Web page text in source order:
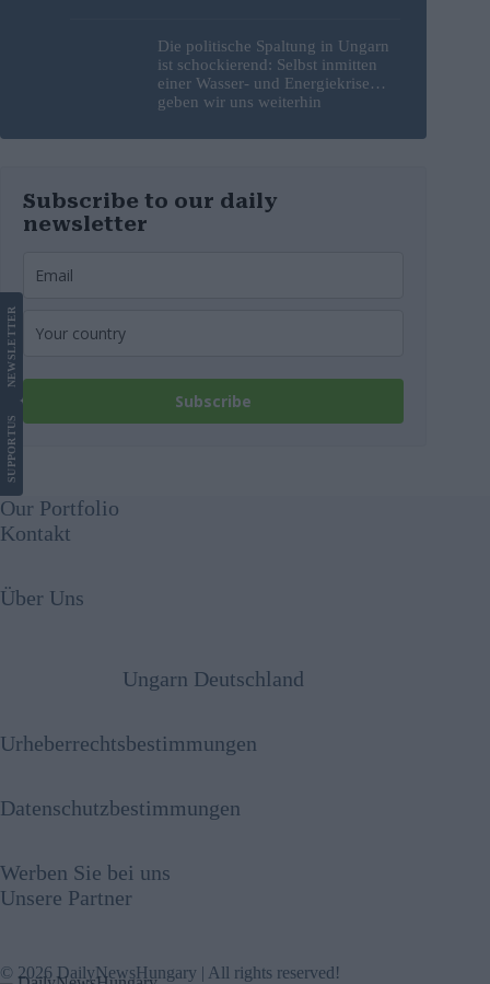
Die politische Spaltung in Ungarn
ist schockierend: Selbst inmitten
einer Wasser- und Energiekrise
geben wir uns weiterhin
Subscribe to our daily
newsletter
Subscribe
SUPPORT
US
NEWS
LETTER
Our Portfolio
Kontakt
Über Uns
Ungarn Deutschland
Urheberrechtsbestimmungen
Datenschutzbestimmungen
Werben Sie bei uns
Unsere Partner
© 2026 DailyNewsHungary | All rights reserved!